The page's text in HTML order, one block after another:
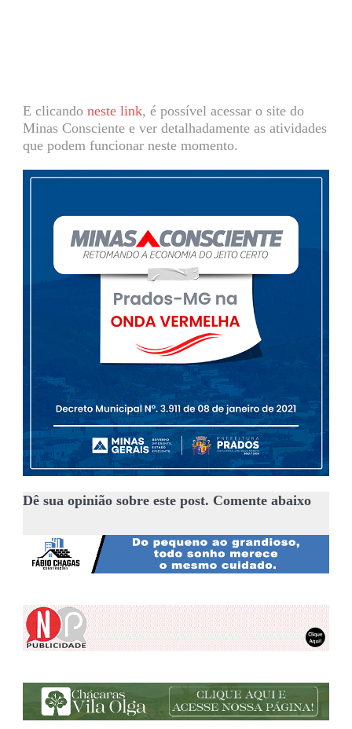
E clicando neste link, é possível acessar o site do
Minas Consciente e ver detalhadamente as atividades
que podem funcionar neste momento.
Dê sua opinião sobre este post. Comente abaixo